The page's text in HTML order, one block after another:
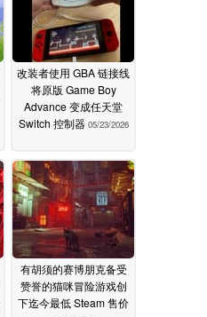
改装者使用 GBA 链接线
将原版 Game Boy
Advance 变成任天堂
Switch 控制器 05/23/2026
有胡须的赛博朋克备受
赞誉的猫咪冒险游戏创
下迄今最低 Steam 售价